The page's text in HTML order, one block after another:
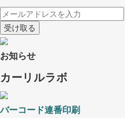
お知らせ
カーリルラボ
バーコード連番印刷